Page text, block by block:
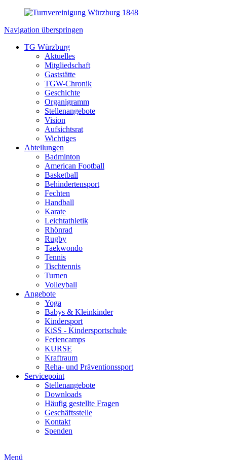
Navigation überspringen
TG Würzburg
Aktuelles
Mitgliedschaft
Gaststätte
TGW-Chronik
Geschichte
Organigramm
Stellenangebote
Vision
Aufsichtsrat
Wichtiges
Abteilungen
Badminton
American Football
Basketball
Behindertensport
Fechten
Handball
Karate
Leichtathletik
Rhönrad
Rugby
Taekwondo
Tennis
Tischtennis
Turnen
Volleyball
Angebote
Yoga
Babys & Kleinkinder
Kindersport
KiSS - Kindersportschule
Feriencamps
KURSE
Kraftraum
Reha- und Präventionssport
Servicepoint
Stellenangebote
Downloads
Häufig gestellte Fragen
Geschäftsstelle
Kontakt
Spenden
Menü